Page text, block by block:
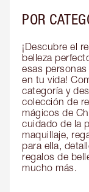
POR
¡Descubre el
belleza
esas
en tu vida!
categoría y
colección de
mágicos de
cuidado de la
maquillaje,
para ella,
regalos de
mucho más.